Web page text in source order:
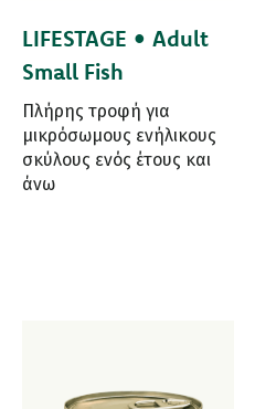
LIFESTAGE • Adult
Small Fish
Πλήρης τροφή για
μικρόσωμους ενήλικους
σκύλους ενός έτους και
άνω